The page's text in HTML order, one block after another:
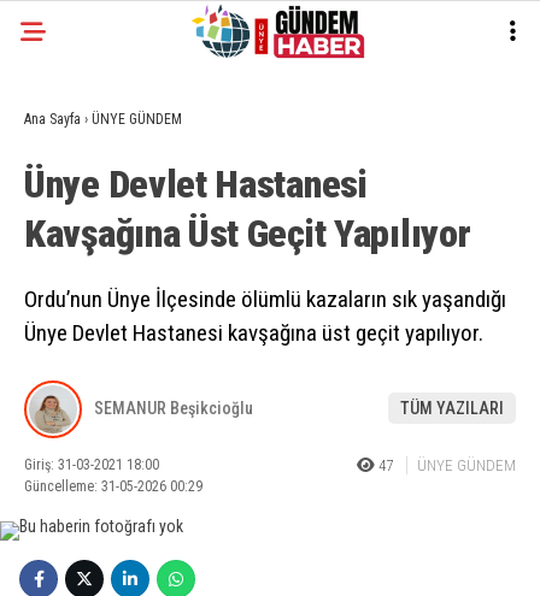
Ana Sayfa › ÜNYE GÜNDEM
Ünye Devlet Hastanesi
Kavşağına Üst Geçit Yapılıyor
Ordu’nun Ünye İlçesinde ölümlü kazaların sık yaşandığı
Ünye Devlet Hastanesi kavşağına üst geçit yapılıyor.
SEMANUR Beşikcioğlu TÜM YAZILARI
Giriş: 31-03-2021 18:00
Güncelleme: 31-05-2026 00:29
47 ÜNYE GÜNDEM